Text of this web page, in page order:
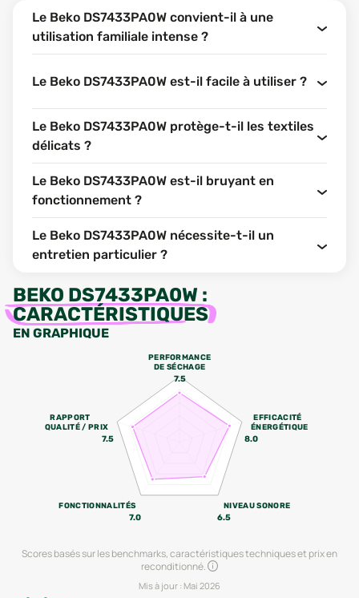
Le Beko DS7433PA0W convient-il à une
utilisation familiale intense ?
Le Beko DS7433PA0W est-il facile à utiliser ?
Le Beko DS7433PA0W protège-t-il les textiles
délicats ?
Le Beko DS7433PA0W est-il bruyant en
fonctionnement ?
Le Beko DS7433PA0W nécessite-t-il un
entretien particulier ?
BEKO DS7433PA0W :
CARACTÉRISTIQUES
EN GRAPHIQUE
PERFORMANCE
DE SÉCHAGE
7.5
EFFICACITÉ
ÉNERGÉTIQUE
8.0
NIVEAU SONORE
6.5
FONCTIONNALITÉS
7.0
RAPPORT
QUALITÉ / PRIX
7.5
Scores basés sur les benchmarks, caractéristiques techniques et prix en
reconditionné.
Mis à jour : Mai 2026